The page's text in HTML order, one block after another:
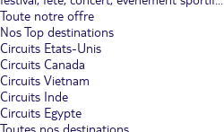
Toute notre offre
Nos Top destinations
Circuits Etats-Unis
Circuits Canada
Circuits Vietnam
Circuits Inde
Circuits Egypte